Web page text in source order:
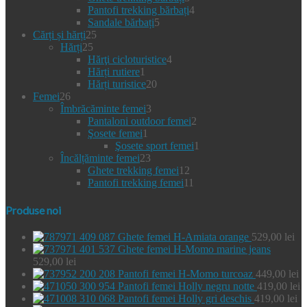
produse
Pantofi trekking bărbați44
Sandale bărbați5
Cărți și hărți25
produse
Hărți25
de
produse
Hărţi cicloturistice44
Hărți rutiere1
produs
Hărți turistice20
Femei2626
de
produse
Îmbrăcăminte femei3
produse
Pantaloni outdoor femei2
Şosete femei1
produs
Şosete sport femei1
Încălțăminte femei23
de
produse
Ghete trekking femei12
produse
Pantofi trekking femei11
Produse noi
Ghete femei H-Amiata orange 529,00 lei
Ghete femei H-Momo marine jeans
529,00 lei
Pantofi femei H-Momo turcoaz 449,00 lei
Pantofi femei Holly negru notte 419,00 lei
Pantofi femei Holly gri deschis 419,00 lei